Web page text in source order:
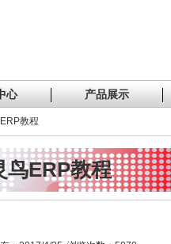
心 产品展示
教程
鸟ERP教程